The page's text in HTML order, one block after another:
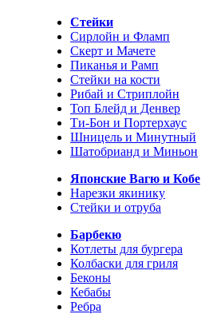
Стейки
Сирлойн и Фламп
Скерт и Мачете
Пиканья и Рамп
Стейки на кости
Рибай и Стриплойн
Топ Блейд и Денвер
Ти-Бон и Портерхаус
Шницель и Минутный
Шатобрианд и Миньон
Японские Вагю и Кобе
Нарезки якинику
Стейки и отруба
Барбекю
Котлеты для бургера
Колбаски для гриля
Беконы
Кебабы
Ребра